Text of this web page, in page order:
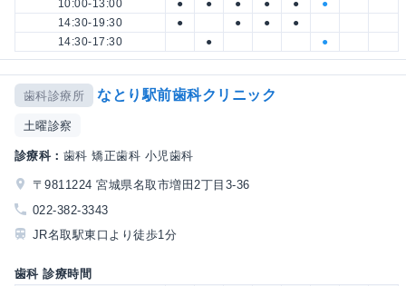
10:00-13:00 ● ● ● ● ●
●
14:30-19:30
● ● ●
●
14:30-17:30
● ●
歯科診療所 なとり駅前歯科クリニック
土曜診察
診療科： 歯科 矯正歯科 小児歯科
〒9811224 宮城県名取市増田2丁目3-36
022-382-3343
JR名取駅東口より徒歩1分
歯科 診療時間